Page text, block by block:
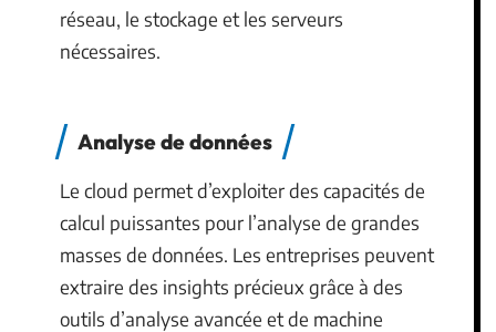
réseau, le stockage et les serveurs
nécessaires.
Analyse de données
Le cloud permet d’exploiter des capacités de
calcul puissantes pour l’analyse de grandes
masses de données. Les entreprises peuvent
extraire des insights précieux grâce à des
outils d’analyse avancée et de machine